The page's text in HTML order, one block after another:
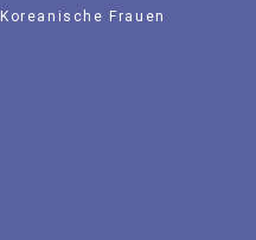
Koreanische Frauen